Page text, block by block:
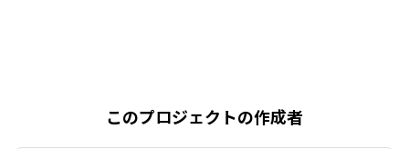
このプロジェクトの作成者